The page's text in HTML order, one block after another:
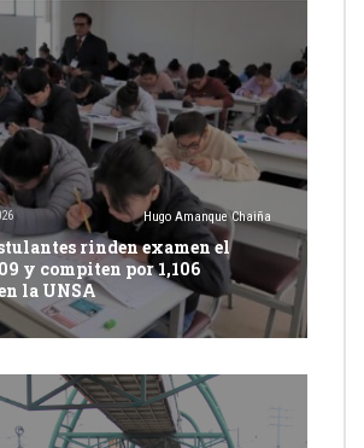
Hugo Amanque Chaiña
rinden examen el
y compiten por 1,106
la UNSA